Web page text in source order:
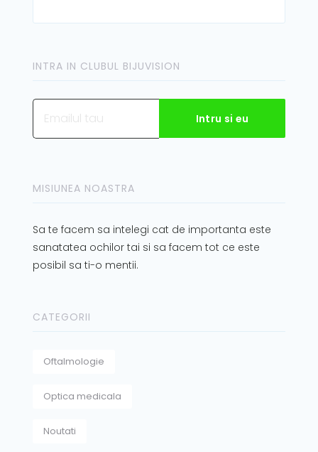
INTRA IN CLUBUL BIJUVISION
MISIUNEA NOASTRA
Sa te facem sa intelegi cat de importanta este
sanatatea ochilor tai si sa facem tot ce este
posibil sa ti-o mentii.
CATEGORII
Oftalmologie
Optica medicala
Noutati